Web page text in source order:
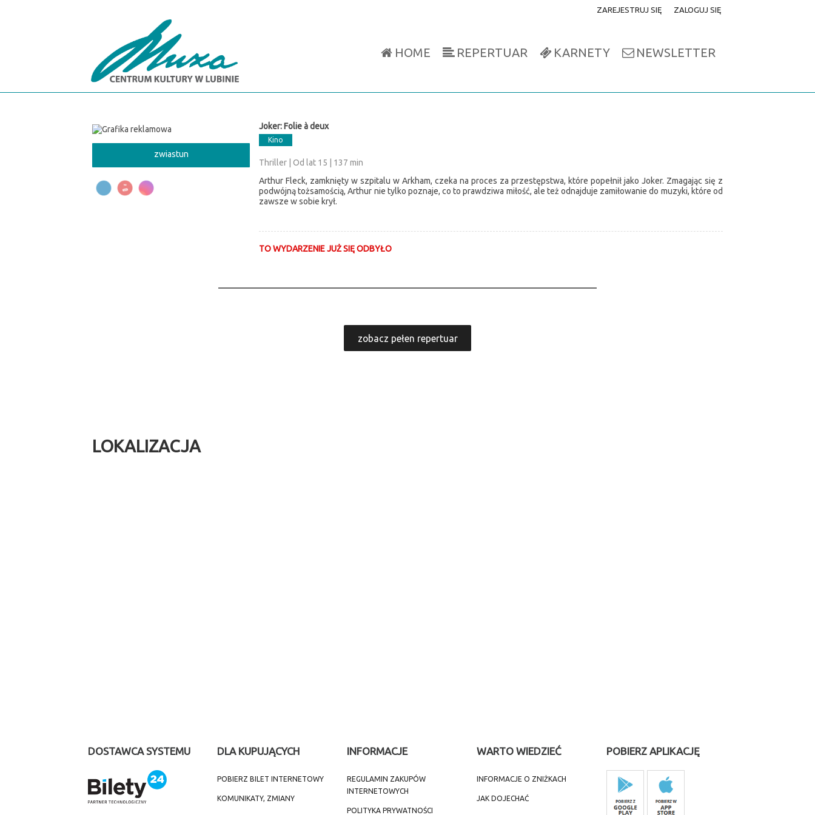
ZAREJESTRUJ SIĘ ZALOGUJ SIĘ
HOME REPERTUAR KARNETY NEWSLETTER
zwiastun
Joker: Folie à deux
Kino
Thriller | Od lat 15 | 137 min
Arthur Fleck, zamknięty w szpitalu w Arkham, czeka na proces za przestępstwa, które popełnił jako Joker. Zmagając się z
podwójną tożsamością, Arthur nie tylko poznaje, co to prawdziwa miłość, ale też odnajduje zamiłowanie do muzyki, które od
zawsze w sobie krył.
TO WYDARZENIE JUŻ SIĘ ODBYŁO
zobacz pełen repertuar
LOKALIZACJA
DOSTAWCA SYSTEMU DLA KUPUJĄCYCH
POBIERZ BILET INTERNETOWY
KOMUNIKATY, ZMIANY
INFORMACJE
REGULAMIN ZAKUPÓW
INTERNETOWYCH
POLITYKA PRYWATNOŚCI
WARTO WIEDZIEĆ
INFORMACJE O ZNIŻKACH
JAK DOJECHAĆ
POBIERZ APLIKACJĘ